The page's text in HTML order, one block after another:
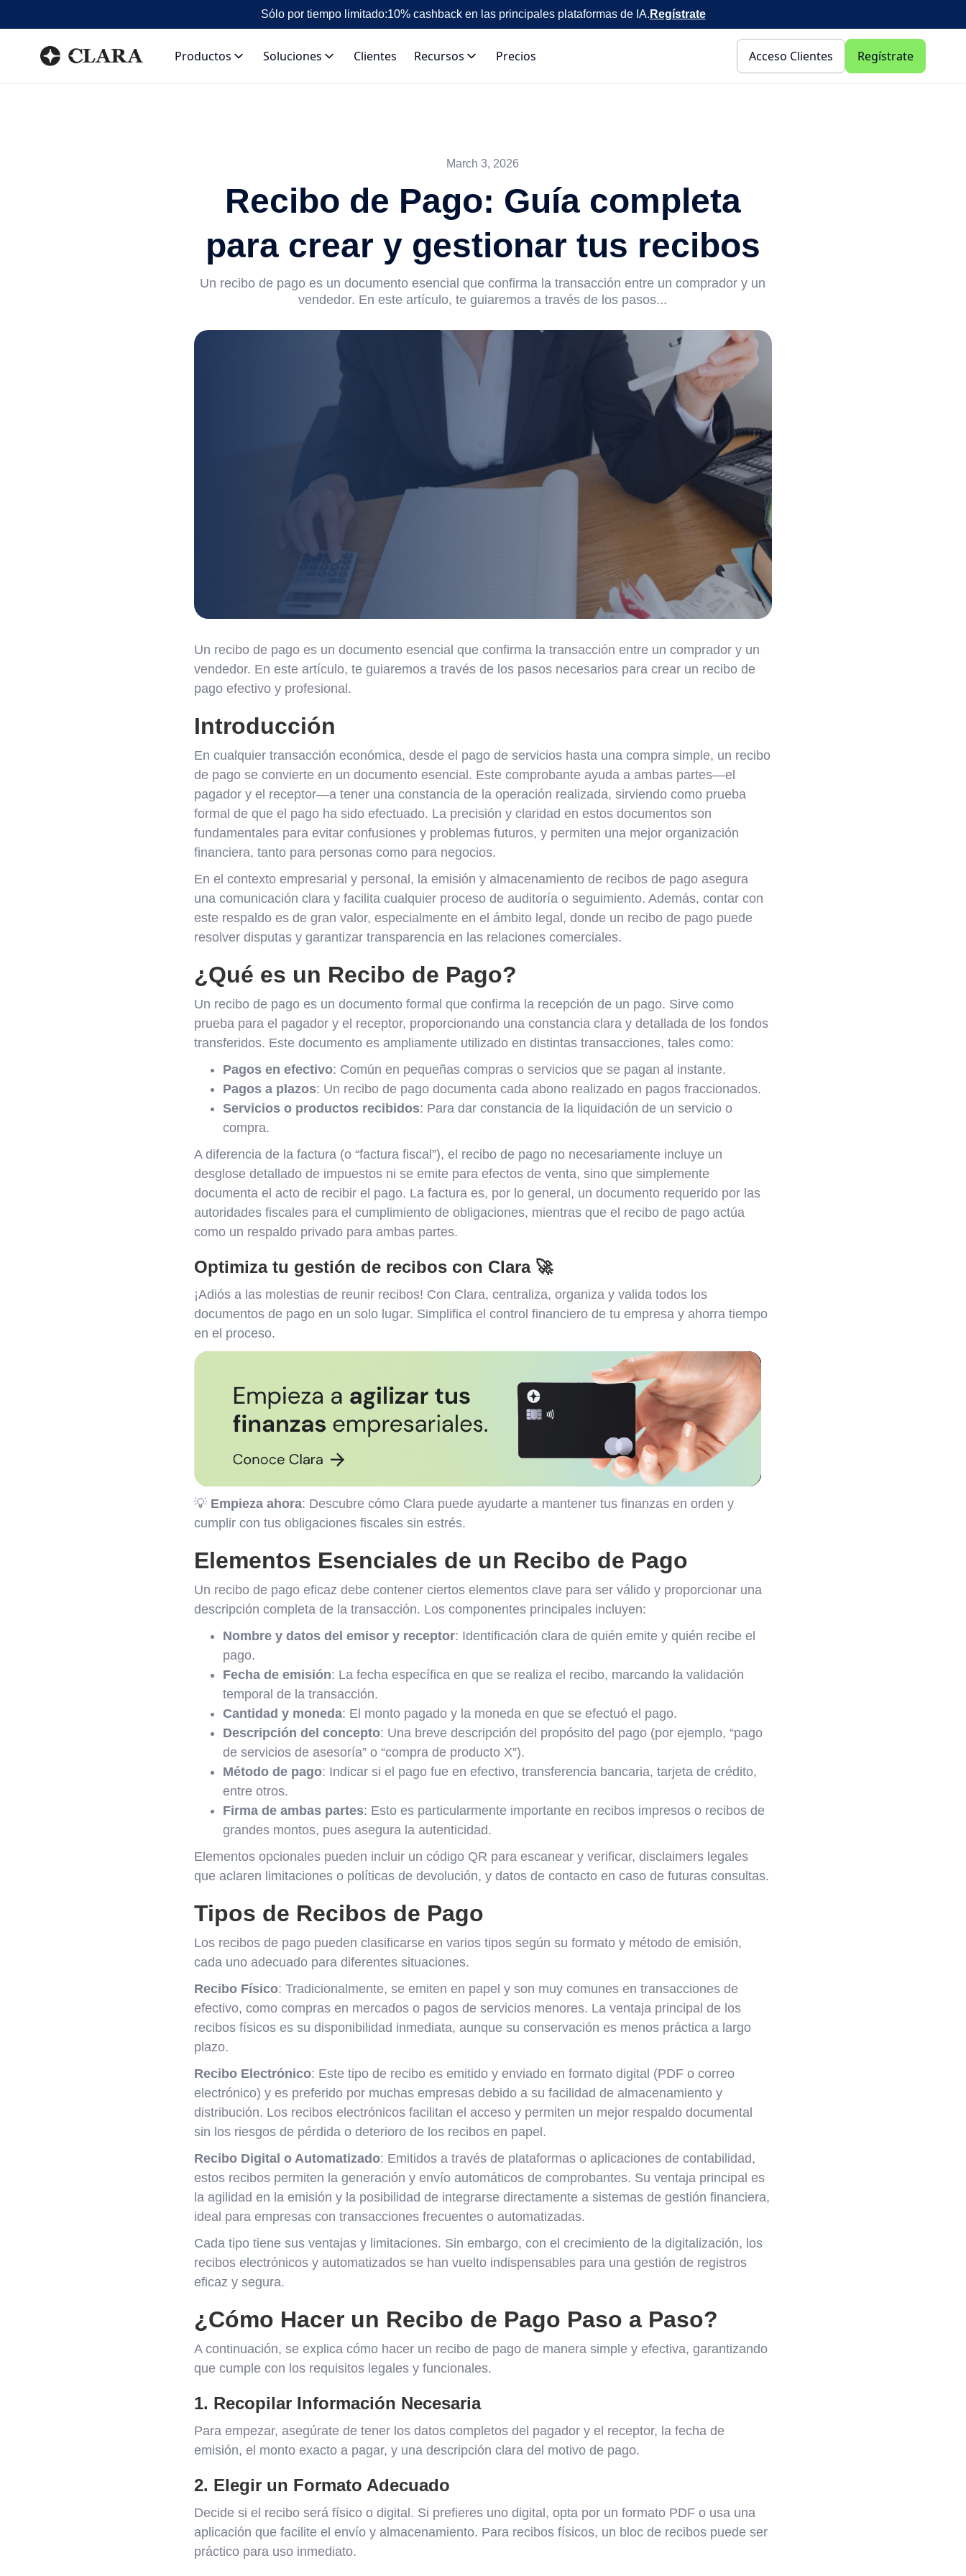
Sólo por tiempo limitado:10% cashback en las principales plataformas de IA. Regístrate
Productos Soluciones Clientes Recursos Precios Acceso Clientes Regístrate
March 3, 2026
Recibo de Pago: Guía completa
para crear y gestionar tus recibos
Un recibo de pago es un documento esencial que confirma la transacción entre un comprador y un
vendedor. En este artículo, te guiaremos a través de los pasos...
Un recibo de pago es un documento esencial que confirma la transacción entre un comprador y un
vendedor. En este artículo, te guiaremos a través de los pasos necesarios para crear un recibo de
pago efectivo y profesional.
Introducción
En cualquier transacción económica, desde el pago de servicios hasta una compra simple, un recibo
de pago se convierte en un documento esencial. Este comprobante ayuda a ambas partes—el
pagador y el receptor—a tener una constancia de la operación realizada, sirviendo como prueba
formal de que el pago ha sido efectuado. La precisión y claridad en estos documentos son
fundamentales para evitar confusiones y problemas futuros, y permiten una mejor organización
financiera, tanto para personas como para negocios.
En el contexto empresarial y personal, la emisión y almacenamiento de recibos de pago asegura
una comunicación clara y facilita cualquier proceso de auditoría o seguimiento. Además, contar con
este respaldo es de gran valor, especialmente en el ámbito legal, donde un recibo de pago puede
resolver disputas y garantizar transparencia en las relaciones comerciales.
¿Qué es un Recibo de Pago?
Un recibo de pago es un documento formal que confirma la recepción de un pago. Sirve como
prueba para el pagador y el receptor, proporcionando una constancia clara y detallada de los fondos
transferidos. Este documento es ampliamente utilizado en distintas transacciones, tales como:
Pagos en efectivo: Común en pequeñas compras o servicios que se pagan al instante.
Pagos a plazos: Un recibo de pago documenta cada abono realizado en pagos fraccionados.
Servicios o productos recibidos: Para dar constancia de la liquidación de un servicio o
compra.
A diferencia de la factura (o “factura fiscal”), el recibo de pago no necesariamente incluye un
desglose detallado de impuestos ni se emite para efectos de venta, sino que simplemente
documenta el acto de recibir el pago. La factura es, por lo general, un documento requerido por las
autoridades fiscales para el cumplimiento de obligaciones, mientras que el recibo de pago actúa
como un respaldo privado para ambas partes.
Optimiza tu gestión de recibos con Clara 🚀
¡Adiós a las molestias de reunir recibos! Con Clara, centraliza, organiza y valida todos los
documentos de pago en un solo lugar. Simplifica el control financiero de tu empresa y ahorra tiempo
en el proceso.
💡 Empieza ahora: Descubre cómo Clara puede ayudarte a mantener tus finanzas en orden y
cumplir con tus obligaciones fiscales sin estrés.
Elementos Esenciales de un Recibo de Pago
Un recibo de pago eficaz debe contener ciertos elementos clave para ser válido y proporcionar una
descripción completa de la transacción. Los componentes principales incluyen:
Nombre y datos del emisor y receptor: Identificación clara de quién emite y quién recibe el
pago.
Fecha de emisión: La fecha específica en que se realiza el recibo, marcando la validación
temporal de la transacción.
Cantidad y moneda: El monto pagado y la moneda en que se efectuó el pago.
Descripción del concepto: Una breve descripción del propósito del pago (por ejemplo, “pago
de servicios de asesoría” o “compra de producto X”).
Método de pago: Indicar si el pago fue en efectivo, transferencia bancaria, tarjeta de crédito,
entre otros.
Firma de ambas partes: Esto es particularmente importante en recibos impresos o recibos de
grandes montos, pues asegura la autenticidad.
Elementos opcionales pueden incluir un código QR para escanear y verificar, disclaimers legales
que aclaren limitaciones o políticas de devolución, y datos de contacto en caso de futuras consultas.
Tipos de Recibos de Pago
Los recibos de pago pueden clasificarse en varios tipos según su formato y método de emisión,
cada uno adecuado para diferentes situaciones.
Recibo Físico: Tradicionalmente, se emiten en papel y son muy comunes en transacciones de
efectivo, como compras en mercados o pagos de servicios menores. La ventaja principal de los
recibos físicos es su disponibilidad inmediata, aunque su conservación es menos práctica a largo
plazo.
Recibo Electrónico: Este tipo de recibo es emitido y enviado en formato digital (PDF o correo
electrónico) y es preferido por muchas empresas debido a su facilidad de almacenamiento y
distribución. Los recibos electrónicos facilitan el acceso y permiten un mejor respaldo documental
sin los riesgos de pérdida o deterioro de los recibos en papel.
Recibo Digital o Automatizado: Emitidos a través de plataformas o aplicaciones de contabilidad,
estos recibos permiten la generación y envío automáticos de comprobantes. Su ventaja principal es
la agilidad en la emisión y la posibilidad de integrarse directamente a sistemas de gestión financiera,
ideal para empresas con transacciones frecuentes o automatizadas.
Cada tipo tiene sus ventajas y limitaciones. Sin embargo, con el crecimiento de la digitalización, los
recibos electrónicos y automatizados se han vuelto indispensables para una gestión de registros
eficaz y segura.
¿Cómo Hacer un Recibo de Pago Paso a Paso?
A continuación, se explica cómo hacer un recibo de pago de manera simple y efectiva, garantizando
que cumple con los requisitos legales y funcionales.
1. Recopilar Información Necesaria
Para empezar, asegúrate de tener los datos completos del pagador y el receptor, la fecha de
emisión, el monto exacto a pagar, y una descripción clara del motivo de pago.
2. Elegir un Formato Adecuado
Decide si el recibo será físico o digital. Si prefieres uno digital, opta por un formato PDF o usa una
aplicación que facilite el envío y almacenamiento. Para recibos físicos, un bloc de recibos puede ser
práctico para uso inmediato.